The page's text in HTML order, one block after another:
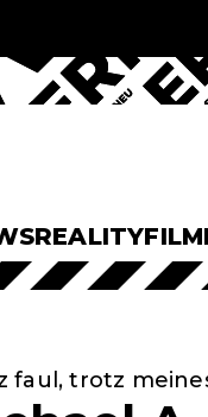
REALITY
faul, trotz